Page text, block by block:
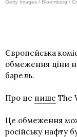
Getty Images / Bloomberg /
Європейська
обмеження ціни
барель.
Про це пише The
Це обмеження
російську нафту